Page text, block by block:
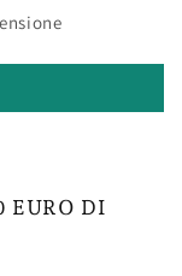
EURO DI